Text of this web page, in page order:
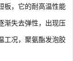
板，它的耐高温性能
渐失去弹性，出现压
工况，聚氨酯发泡胶